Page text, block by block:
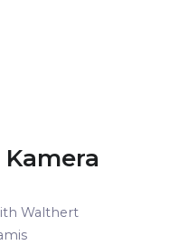
Walthert